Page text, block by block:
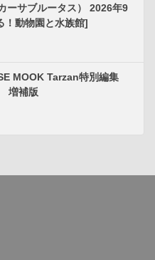
ーサブルータス） 2026年9
！動物園と水族館]
MOOK Tarzan特別編集
増補版